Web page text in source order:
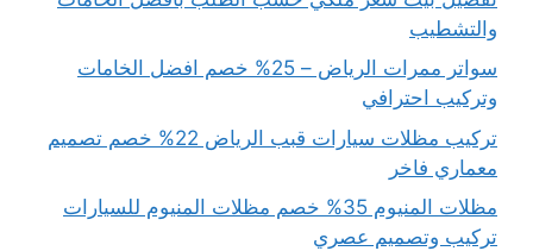
والتشطيب
سواتر ممرات الرياض – 25% خصم افضل الخامات
وتركيب احترافي
تركيب مظلات سيارات قبب الرياض 22% خصم تصميم
معماري فاخر
مظلات المنيوم 35% خصم مظلات المنيوم للسيارات
تركيب وتصميم عصري